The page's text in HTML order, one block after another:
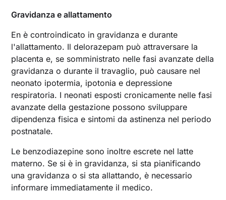
Gravidanza e allattamento
En è controindicato in gravidanza e durante
l'allattamento. Il delorazepam può attraversare la
placenta e, se somministrato nelle fasi avanzate della
gravidanza o durante il travaglio, può causare nel
neonato ipotermia, ipotonia e depressione
respiratoria. I neonati esposti cronicamente nelle fasi
avanzate della gestazione possono sviluppare
dipendenza fisica e sintomi da astinenza nel periodo
postnatale.
Le benzodiazepine sono inoltre escrete nel latte
materno. Se si è in gravidanza, si sta pianificando
una gravidanza o si sta allattando, è necessario
informare immediatamente il medico.